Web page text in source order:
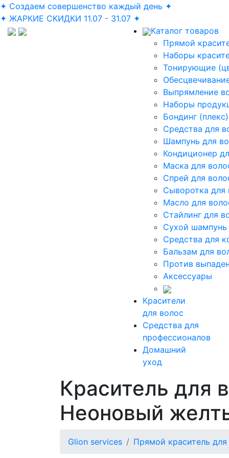
✦ Создаем совершенство каждый день ✦
✦ ЖАРКИЕ СКИДКИ 11.07 - 31.07 ✦
Каталог товаров
Прямой
Наборы
Тонирующие
Выпрямление
Наборы
Бондинг
Средства для
Шампунь для
Кондиционер
Маска для
Спрей для
Сыворотка для
Масло для
Стайлинг для
Сухой шампунь
Средства для
Бальзам для
Против
Аксессуары
Красители
для волос
Средства для
профессионалов
Домашний
уход
Краситель для
Неоновый
Glion services Прямой краситель для